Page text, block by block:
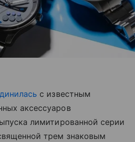
с известным
аксессуаров
лимитированной серии
трем знаковым